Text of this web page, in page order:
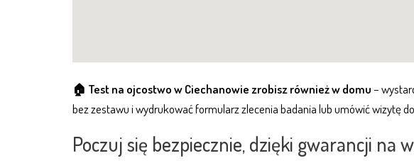
🏠 Test na ojcostwo w Ciechanowie zrobisz również w domu–
bez zestawu i wydrukować formularz zlecenia badania lub umówić wizytę
Poczuj się bezpiecznie, dzięki gwarancji na